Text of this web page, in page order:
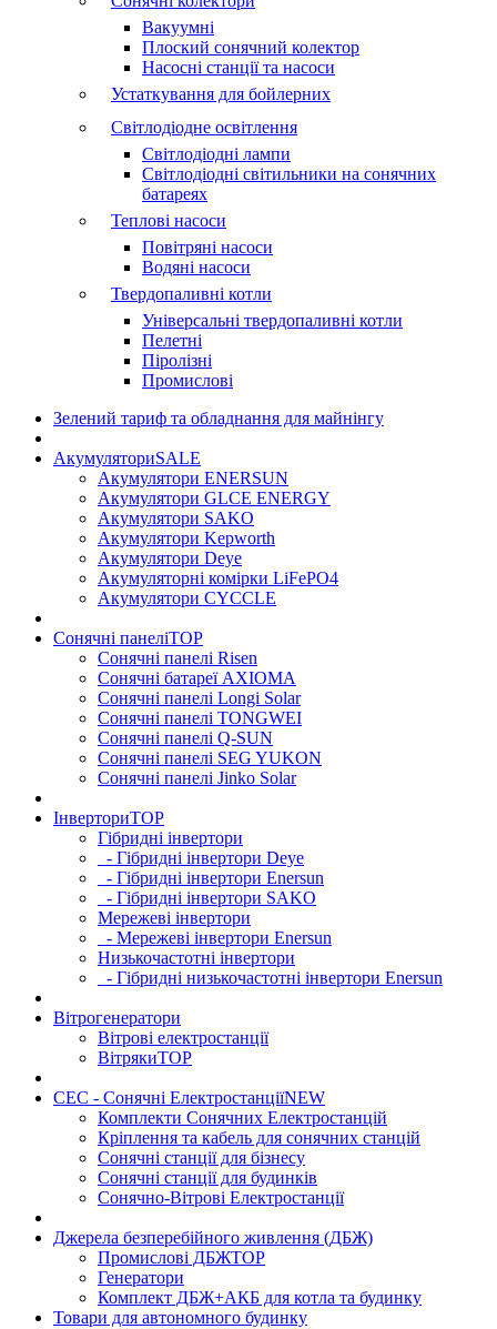
Вакуумні
Плоский сонячний колектор
Насосні станції та насоси
Устаткування для бойлерних
Світлодіодне освітлення
Світлодіодні лампи
Світлодіодні світильники на сонячних
батареях
Теплові насоси
Повітряні насоси
Водяні насоси
Твердопаливні котли
Універсальні твердопаливні котли
Пелетні
Піролізні
Промислові
Зелений тариф та обладнання для майнінгу
АкумуляториSALE
Акумулятори ENERSUN
Акумулятори GLCE ENERGY
Акумулятори SAKO
Акумулятори Kepworth
Акумулятори Deye
Акумуляторні комірки LiFePO4
Акумулятори CYCCLE
Сонячні панеліTOP
Сонячні панелі Risen
Сонячні батареї AXIOMA
Сонячні панелі Longi Solar
Сонячні панелі TONGWEI
Сонячні панелі Q-SUN
Сонячні панелі SEG YUKON
Сонячні панелі Jinko Solar
ІнверториTOP
Гібридні інвертори
- Гібридні інвертори Deye
- Гібридні інвертори Enersun
- Гібридні інвертори SAKO
Мережеві інвертори
- Мережеві інвертори Enersun
Низькочастотні інвертори
- Гібридні низькочастотні інвертори Enersun
Вітрогенератори
Вітрові електростанції
ВітрякиTOP
СЕС - Сонячні ЕлектростанціїNEW
Комплекти Сонячних Електростанцій
Кріплення та кабель для сонячних станцій
Сонячні станції для бізнесу
Сонячні станції для будинків
Сонячно-Вітрові Електростанції
Джерела безперебійного живлення (ДБЖ)
Промислові ДБЖTOP
Генератори
Комплект ДБЖ+АКБ для котла та будинку
Товари для автономного будинку